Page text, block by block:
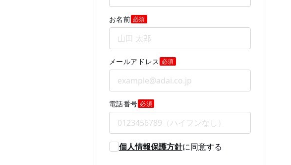
お名前 必須
メールアドレス 必須
電話番号 必須
個人情報保護方針に同意する